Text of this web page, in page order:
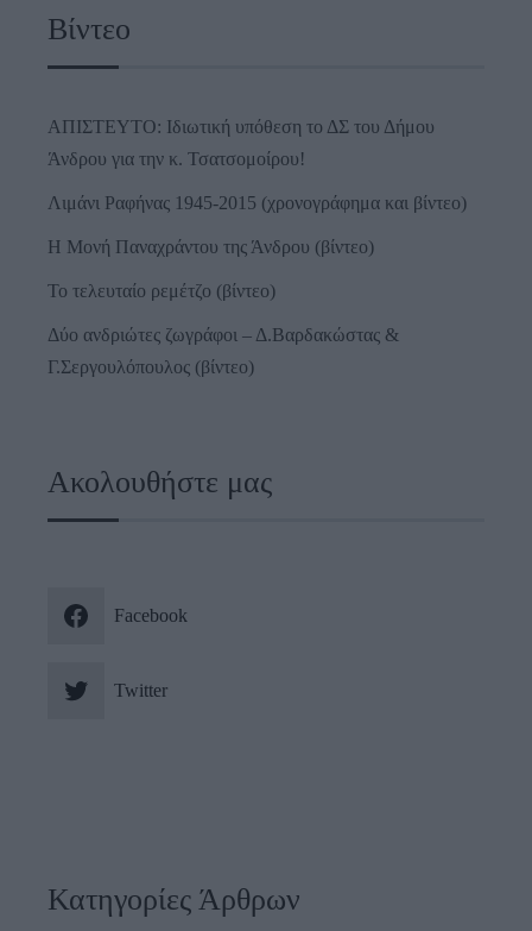
Βίντεο
ΑΠΙΣΤΕΥΤΟ: Ιδιωτική υπόθεση το ΔΣ του Δήμου
Άνδρου για την κ. Τσατσομοίρου!
Λιμάνι Ραφήνας 1945-2015 (χρονογράφημα και βίντεο)
Η Μονή Παναχράντου της Άνδρου (βίντεο)
Το τελευταίο ρεμέτζο (βίντεο)
Δύο ανδριώτες ζωγράφοι – Δ.Βαρδακώστας &
Γ.Σεργουλόπουλος (βίντεο)
Ακολουθήστε μας
Facebook
Twitter
Κατηγορίες Άρθρων